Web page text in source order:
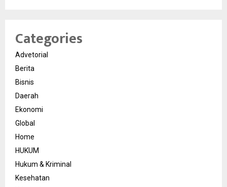
Categories
Advetorial
Berita
Bisnis
Daerah
Ekonomi
Global
Home
HUKUM
Hukum & Kriminal
Kesehatan